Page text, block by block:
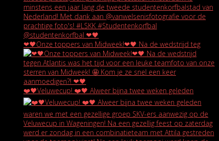
❤🖤Onze toppers van Midweek!❤🖤 Na de wedstrijd teg
❤️🖤Veluwecup! ❤️🖤 Alweer bijna twee weken geleden